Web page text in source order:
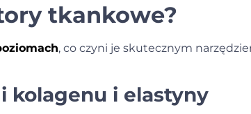
tkankowe?
, co czyni je skutecznym
kolagenu i elastyny